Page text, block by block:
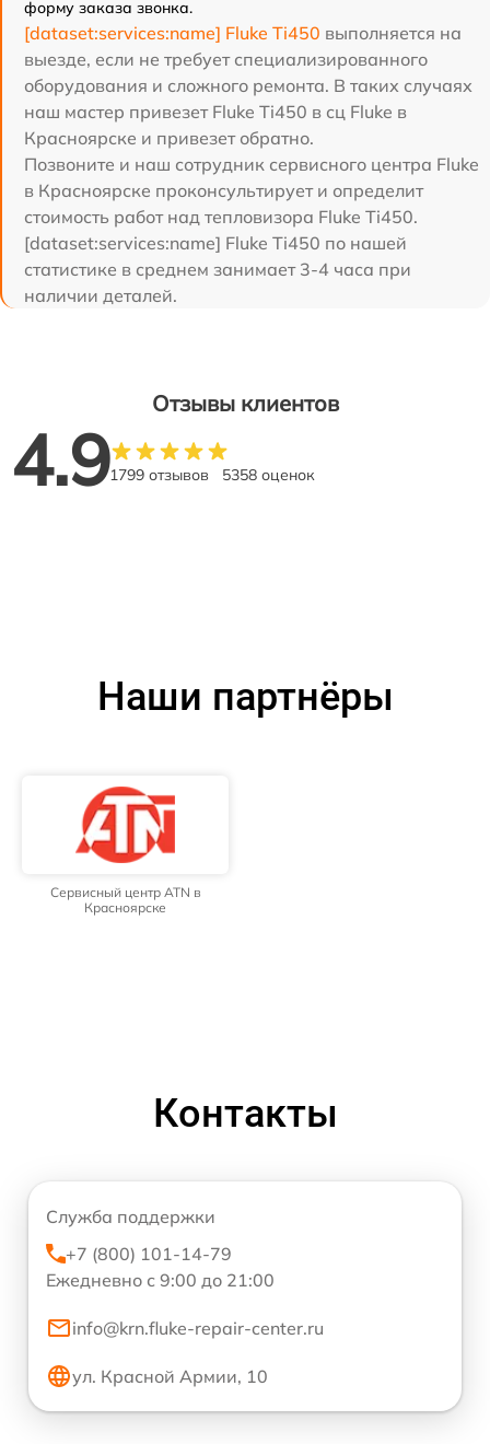
форму заказа звонка.
[dataset:services:name] Fluke Ti450 выполняется на
выезде, если не требует специализированного
оборудования и сложного ремонта. В таких случаях
наш мастер привезет Fluke Ti450 в сц Fluke в
Красноярске и привезет обратно.
Позвоните и наш сотрудник сервисного центра Fluke
в Красноярске проконсультирует и определит
стоимость работ над тепловизора Fluke Ti450.
[dataset:services:name] Fluke Ti450 по нашей
статистике в среднем занимает 3-4 часа при
наличии деталей.
Отзывы клиентов
4.91799 отзывов 5358 оценок
Наши партнёры
Сервисный центр ATN в
Красноярске
Контакты
Служба поддержки
+7 (800) 101-14-79
Ежедневно с 9:00 до 21:00
info@krn.fluke-repair-center.ru
ул. Красной Армии, 10